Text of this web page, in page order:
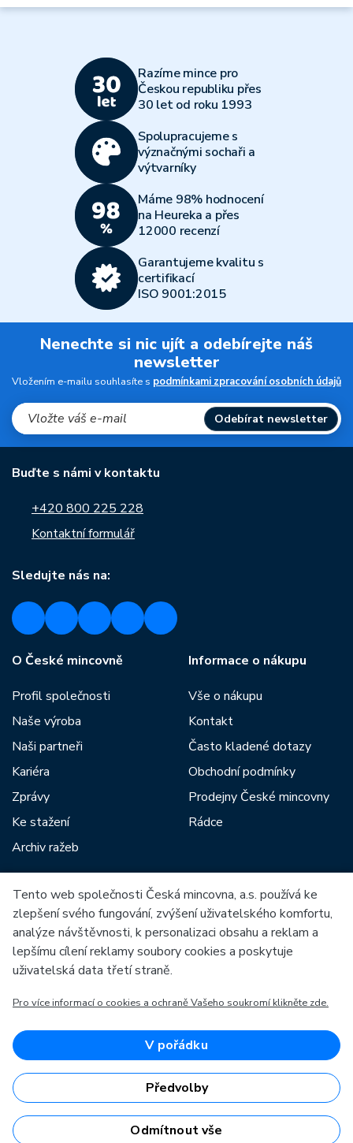
Razíme mince pro
Českou republiku přes
30 let od roku 1993
Spolupracujeme s
význačnými sochaři a
výtvarníky
Máme 98% hodnocení
na Heureka a přes
12000 recenzí
Garantujeme kvalitu s
certifikací
ISO 9001:2015
Nenechte si nic ujít a odebírejte náš
newsletter
Vložením e-mailu souhlasíte s podmínkami zpracování osobních údajů
Odebírat newsletter
Buďte s námi v kontaktu
+420 800 225 228
Kontaktní formulář
Sledujte nás na:
O České mincovně
Profil společnosti
Naše výroba
Naši partneři
Kariéra
Zprávy
Ke stažení
Archiv ražeb
Informace o nákupu
Vše o nákupu
Kontakt
Často kladené dotazy
Obchodní podmínky
Prodejny České mincovny
Rádce
Mezi naše partnery patří:
Evropská unie
OP Podnikání a inovace pro konkurenceschopnost
Evropský fond pro regionální rozvoj
Česká mincovna, a.s. © 1993 - 2026
Tento web společnosti Česká mincovna, a.s. používá ke
zlepšení svého fungování, zvýšení uživatelského komfortu,
analýze návštěvnosti, k personalizaci obsahu a reklam a
lepšímu cílení reklamy soubory cookies a poskytuje
uživatelská data třetí straně.
Pro více informací o cookies a ochraně Vašeho soukromí klikněte zde.
V pořádku
Předvolby
Odmítnout vše